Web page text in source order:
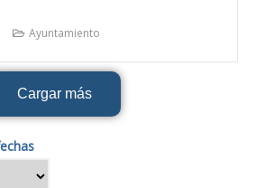
Ayuntamiento
Cargar más